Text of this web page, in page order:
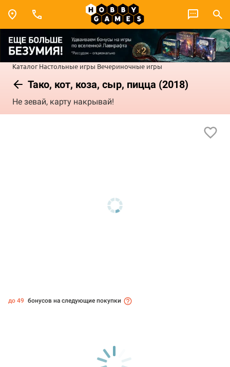
Каталог Настольные игры Вечериночные игры
Тако, кот, коза, сыр, пицца (2018)
Не зевай, карту накрывай!
до 49 бонусов на следующие покупки